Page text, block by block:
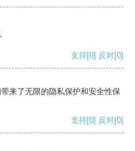
支持[0] 反对[0]
来了无限的隐私保护和安全性保
支持[0] 反对[0]